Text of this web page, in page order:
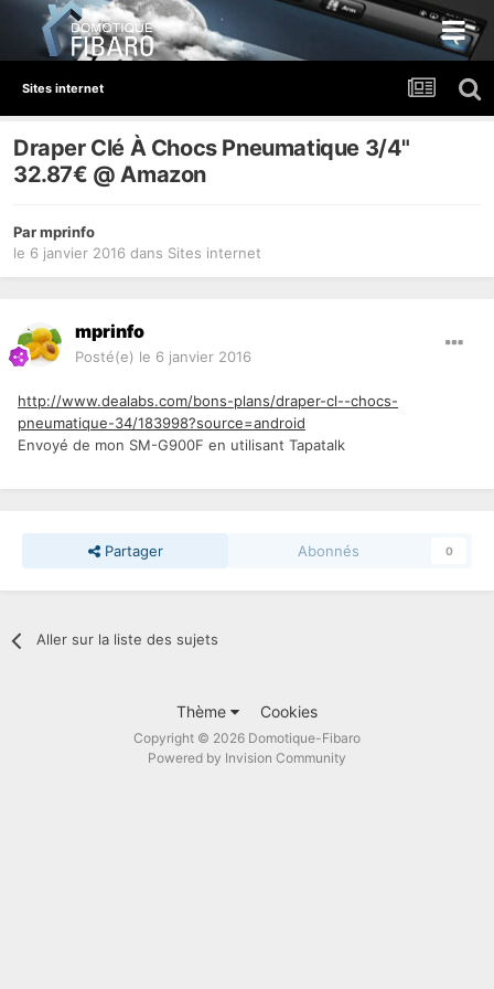
Sites internet
Draper Clé À Chocs Pneumatique 3/4"
32.87€ @ Amazon
Parmprinfo
le 6 janvier 2016 dans Sites internet
mprinfo
Posté(e) le 6 janvier 2016
http://www.dealabs.com/bons-plans/draper-cl--chocs-
pneumatique-34/183998?source=android
Envoyé de mon SM-G900F en utilisant Tapatalk
Partager Abonnés 0
Aller sur la liste des sujets
Thème Cookies
Copyright © 2026 Domotique-Fibaro
Powered by Invision Community